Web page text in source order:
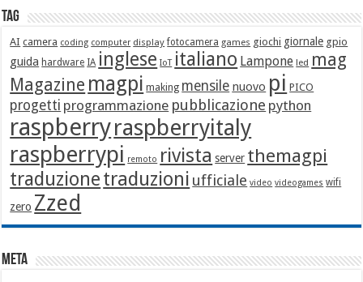
Tag
AI camera coding computer display fotocamera games giochi giornale gpio
guida hardware IA inglese IoT italiano Lampone led mag
Magazine magpi making mensile nuovo pi PICO
progetti programmazione pubblicazione python
raspberryraspberryitaly
raspberrypi remoto rivista server themagpi
traduzionetraduzioni ufficiale video videogames wifi
zero Zzed
Meta